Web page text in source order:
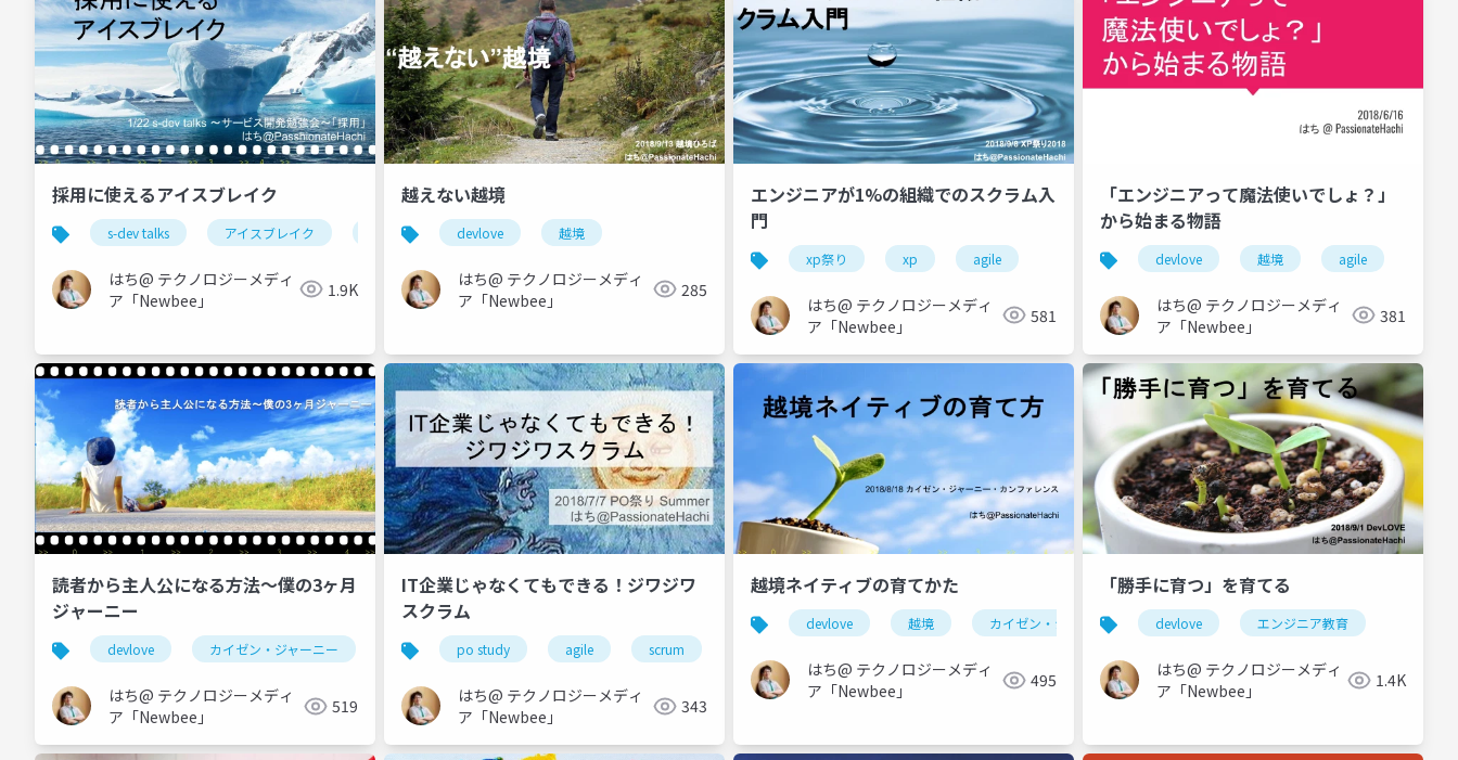
採用に使えるアイスブレイク
s-dev talks アイスブレイク インターンシップ チームビルディング
はち@ テクノロジーメディ
ア「Newbee」
1.9K
越えない越境
devlove 越境
はち@ テクノロジーメディ
ア「Newbee」
285
エンジニアが1%の組織でのスクラム入
門
xp祭り xp agile
はち@ テクノロジーメディ
ア「Newbee」
581
「エンジニアって魔法使いでしょ？」
から始まる物語
devlove 越境 agile
はち@ テクノロジーメディ
ア「Newbee」
381
読者から主人公になる方法〜僕の3ヶ月
ジャーニー
devlove カイゼン・ジャーニー 越境 agile
はち@ テクノロジーメディ
ア「Newbee」
519
IT企業じゃなくてもできる！ジワジワ
スクラム
po study agile scrum
はち@ テクノロジーメディ
ア「Newbee」
343
越境ネイティブの育てかた
devlove 越境 カイゼン・ジャーニー
はち@ テクノロジーメディ
ア「Newbee」
495
「勝手に育つ」を育てる
devlove エンジニア教育
はち@ テクノロジーメディ
ア「Newbee」
1.4K